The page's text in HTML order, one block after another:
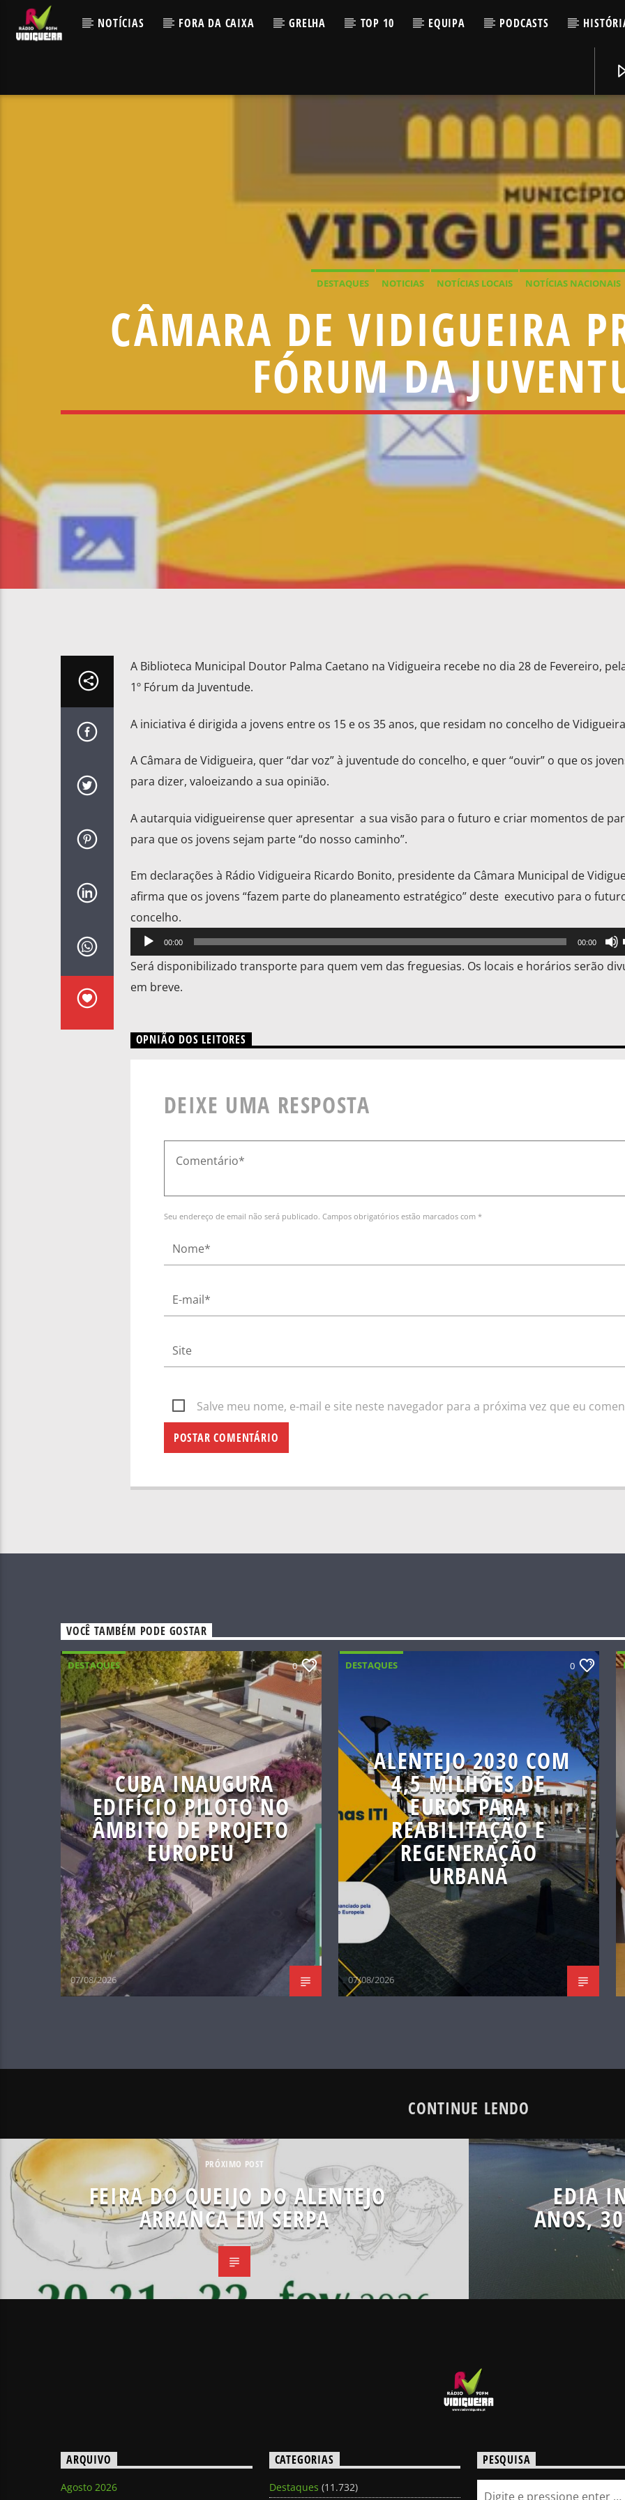
NOTÍCIAS FORA DA CAIXA GRELHA TOP 10 EQUIPA PODCASTS
DESTAQUES NOTICIAS NOTÍCIAS LOCAIS NOTÍCIAS NACIONAIS
CÂMARA DE VIDIGUEIRA
FÓRUM DA
A Biblioteca Municipal Doutor Palma Caetano na Vidigueira recebe no dia 28 de Fevereiro,
1º Fórum da Juventude.
A iniciativa é dirigida a jovens entre os 15 e os 35 anos, que residam no concelho de
A Câmara de Vidigueira, quer “dar voz” à juventude do concelho, e quer “ouvir” o que os
para dizer, valoeizando a sua opinião.
A autarquia vidigueirense quer apresentar a sua visão para o futuro e criar momentos de
para que os jovens sejam parte “do nosso caminho”.
Em declarações à Rádio Vidigueira Ricardo Bonito, presidente da Câmara Municipal de
afirma que os jovens “fazem parte do planeamento estratégico” deste executivo para o
concelho.
Reprodutor
de
áudio
00:00 00:00
Será disponibilizado transporte para quem vem das freguesias. Os locais e horários serão
em breve.
OPNIÃO DOS LEITORES
DEIXE UMA RESPOSTA
Seu endereço de email não será publicado. Campos obrigatórios estão marcados com *
Salve meu nome, e-mail e site neste navegador para a próxima vez que eu
VOCÊ TAMBÉM PODE GOSTAR
DESTAQUES 0
CUBA INAUGURA
EDIFÍCIO PILOTO NO
ÂMBITO DE PROJETO
EUROPEU
07/08/2026
DESTAQUES 0
ALENTEJO 2030 COM
4,5 MILHÕES DE
EUROS PARA
REABILITAÇÃO E
REGENERAÇÃO
URBANA
07/08/2026
CONTINUE LENDO
PRÓXIMO POST
FEIRA DO QUEIJO DO ALENTEJO
ARRANCA EM SERPA
EDIA
ANOS,
ARQUIVO
Agosto 2026
CATEGORIAS
Destaques (11.732)
PESQUISA